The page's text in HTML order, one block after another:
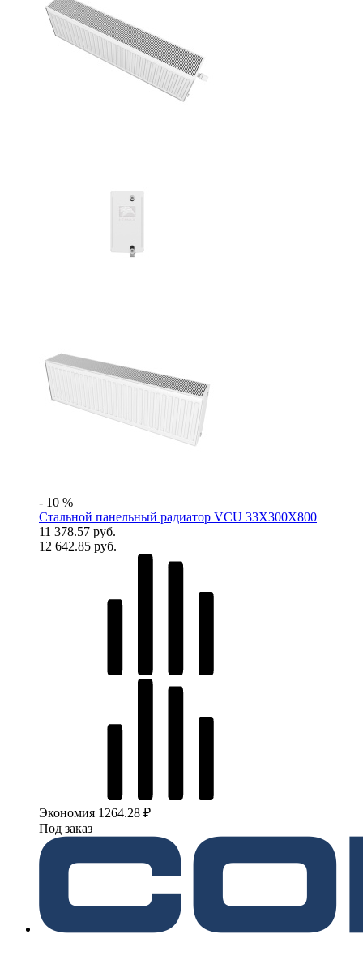
- 10 %
Стальной панельный радиатор VCU 33Х300X800
11 378.57 руб.
12 642.85 руб.
Экономия 1264.28 ₽
Под заказ